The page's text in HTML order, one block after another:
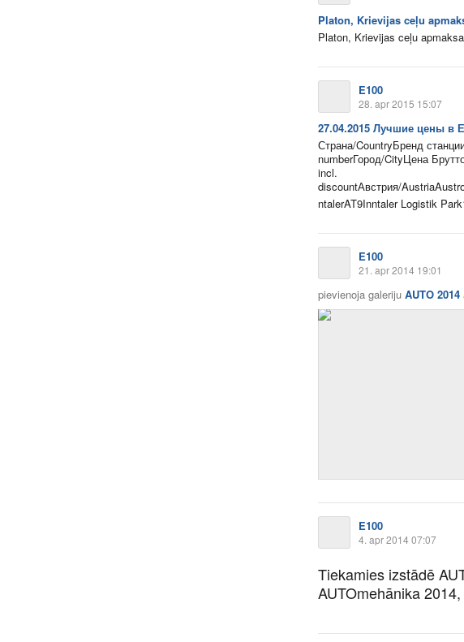
Platon, Krievijas ceļu
Platon, Krievijas ceļu apmaksa
E100
28. apr 2015 15:07
27.04.2015 Лучшие цены в
Страна/CountryБренд
numberГород/CityЦена
incl.
discountАвстрия/
ntalerAT9Inntaler Logistik
E100
21. apr 2014 19:01
pievienoja galeriju AUTO 2014
E100
4. apr 2014 07:07
Tiekamies izstādē
AUTOmehānika